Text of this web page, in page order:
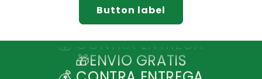
Button label
🎁ENVIO GRATIS
💰 CONTRA ENTREGA